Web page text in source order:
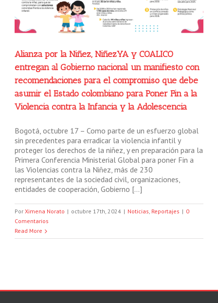
Alianza por la Niñez, NiñezYA y COALICO
entregan al Gobierno nacional un manifiesto con
recomendaciones para el compromiso que debe
asumir el Estado colombiano para Poner Fin a la
Violencia contra la Infancia y la Adolescencia
Bogotá, octubre 17 – Como parte de un esfuerzo global
sin precedentes para erradicar la violencia infantil y
proteger los derechos de la niñez, y en preparación para la
Primera Conferencia Ministerial Global para poner Fin a
las Violencias contra la Niñez, más de 230
representantes de la sociedad civil, organizaciones,
entidades de cooperación, Gobierno […]
Por Ximena Norato | octubre 17th, 2024 | Noticias, Reportajes | 0
Comentarios
Read More